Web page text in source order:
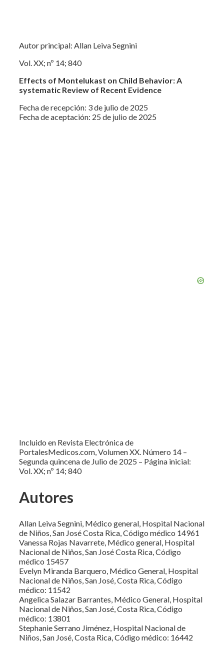
Autor principal: Allan Leiva Segnini
Vol. XX; nº 14; 840
Effects of Montelukast on Child Behavior: A
systematic Review of Recent Evidence
Fecha de recepción: 3 de julio de 2025
Fecha de aceptación: 25 de julio de 2025
Incluido en Revista Electrónica de
PortalesMedicos.com, Volumen XX. Número 14 –
Segunda quincena de Julio de 2025 – Página inicial:
Vol. XX; nº 14; 840
Autores
Allan Leiva Segnini, Médico general, Hospital Nacional
de Niños, San José Costa Rica, Código médico 14961
Vanessa Rojas Navarrete, Médico general, Hospital
Nacional de Niños, San José Costa Rica, Código
médico 15457
Evelyn Miranda Barquero, Médico General, Hospital
Nacional de Niños, San José, Costa Rica, Código
médico: 11542
Angelica Salazar Barrantes, Médico General, Hospital
Nacional de Niños, San José, Costa Rica, Código
médico: 13801
Stephanie Serrano Jiménez, Hospital Nacional de
Niños, San José, Costa Rica, Código médico: 16442